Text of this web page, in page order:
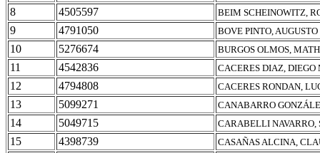
8 4505597 BEIM SCHEINOWITZ,
9 4791050 BOVE PINTO, AUGUSTO
10 5276674 BURGOS OLMOS,
11 4542836 CACERES DIAZ, DIEGO
12 4794808 CACERES RONDAN,
13 5099271 CANABARRO
14 5049715 CARABELLI NAVARRO,
15 4398739 CASAÑAS ALCINA,